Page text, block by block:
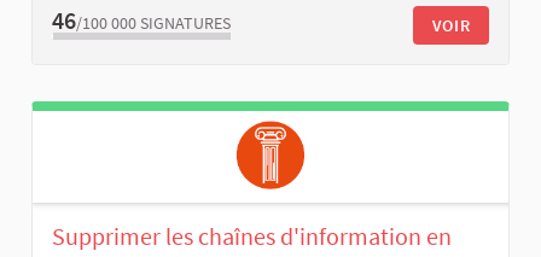
46/100 000 SIGNATURES VOIR
Supprimer les chaînes d'information en